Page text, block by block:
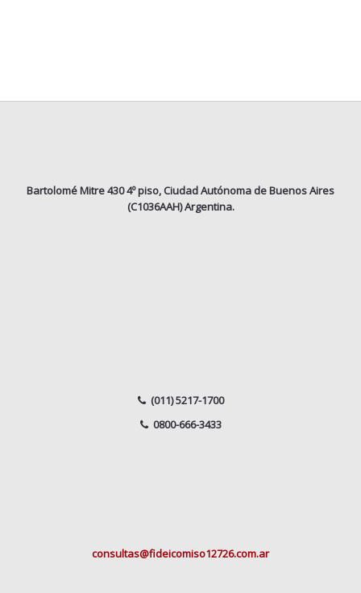
Bartolomé Mitre 430 4º piso, Ciudad Autónoma de Buenos Aires
(C1036AAH) Argentina.
(011) 5217-1700
0800-666-3433
consultas@fideicomiso12726.com.ar